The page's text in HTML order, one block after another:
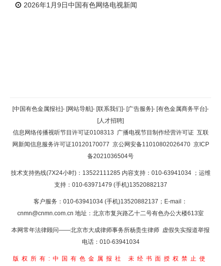
2026年1月9日中国有色网络电视新闻
返回顶部
返回首页
[中国有色金属报社]- [网站导航]- [联系我们]- [广告服务]- [有色金属商务平台]-
[人才招聘]
信息网络传播视听节目许可证0108313 广播电视节目制作经营许可证 互联
网新闻信息服务许可证10120170077 京公网安备11010802026470 京ICP
备2021036504号
技术支持热线(7X24小时)：13522111285 内容支持：010-63941034 ；运维
支持：010-63971479 (手机)13520882137
客户服务：010-63941034 (手机)13520882137；E-mail：
cnmn@cnmn.com.cn 地址：北京市复兴路乙十二号有色办公大楼613室
本网常年法律顾问——北京市大成律师事务所杨贵生律师 虚假失实报道举报
电话：010-63941034
版权所有:中国有色金属报社 未经书面授权禁止使